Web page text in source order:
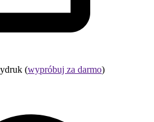
(wypróbuj za darmo)